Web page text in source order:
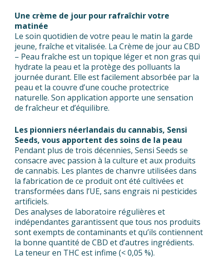
Une crème de jour pour rafraîchir votre
matinée
Le soin quotidien de votre peau le matin la garde
jeune, fraîche et vitalisée. La Crème de jour au CBD
– Peau fraîche est un topique léger et non gras qui
hydrate la peau et la protège des polluants la
journée durant. Elle est facilement absorbée par la
peau et la couvre d’une couche protectrice
naturelle. Son application apporte une sensation
de fraîcheur et d’équilibre.
Les pionniers néerlandais du cannabis, Sensi
Seeds, vous apportent des soins de la peau
Pendant plus de trois décennies, Sensi Seeds se
consacre avec passion à la culture et aux produits
de cannabis. Les plantes de chanvre utilisées dans
la fabrication de ce produit ont été cultivées et
transformées dans l’UE, sans engrais ni pesticides
artificiels.
Des analyses de laboratoire régulières et
indépendantes garantissent que tous nos produits
sont exempts de contaminants et qu’ils contiennent
la bonne quantité de CBD et d’autres ingrédients.
La teneur en THC est infime (< 0,05 %).